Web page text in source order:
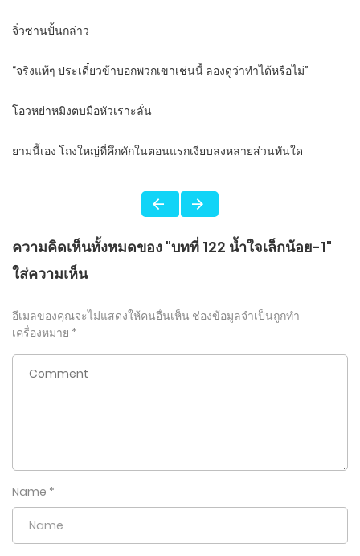
จิ่วซานปั้นกล่าว
“จริงแท้ๆ ประเดี๋ยวข้าบอกพวกเขาเช่นนี้ ลองดูว่าทำได้หรือไม่”
โอวหย่าหมิงตบมือหัวเราะลั่น
ยามนี้เอง โถงใหญ่ที่คึกคักในตอนแรกเงียบลงหลายส่วนทันใด
ความคิดเห็นทั้งหมดของ "บทที่ 122 น้ำใจเล็กน้อย-1"
ใส่ความเห็น
อีเมลของคุณจะไม่แสดงให้คนอื่นเห็น ช่องข้อมูลจำเป็นถูกทำ
เครื่องหมาย *
Name *